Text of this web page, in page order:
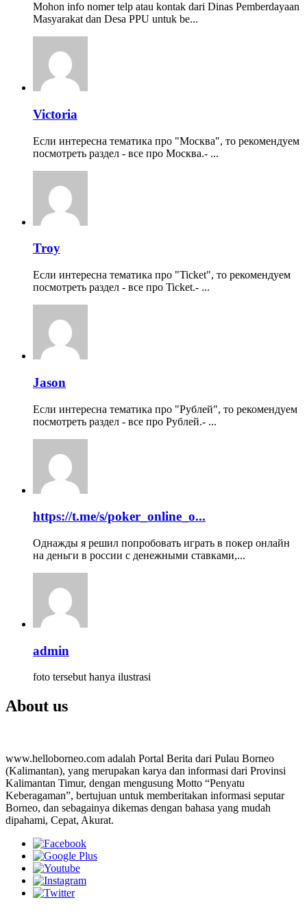
Mohon info nomer telp atau kontak dari Dinas Pemberdayaan
Masyarakat dan Desa PPU untuk be...
Victoria
Если интересна тематика про "Москва", то рекомендуем
посмотреть раздел - все про Москва.- ...
Troy
Если интересна тематика про "Ticket", то рекомендуем
посмотреть раздел - все про Ticket.- ...
Jason
Если интересна тематика про "Рублей", то рекомендуем
посмотреть раздел - все про Рублей.- ...
https://t.me/s/poker_online_o...
Однажды я решил попробовать играть в покер онлайн
на деньги в россии с денежными ставками,...
admin
foto tersebut hanya ilustrasi
About us
www.helloborneo.com adalah Portal Berita dari Pulau Borneo
(Kalimantan), yang merupakan karya dan informasi dari Provinsi
Kalimantan Timur, dengan mengusung Motto “Penyatu
Keberagaman”, bertujuan untuk memberitakan informasi seputar
Borneo, dan sebagainya dikemas dengan bahasa yang mudah
dipahami, Cepat, Akurat.